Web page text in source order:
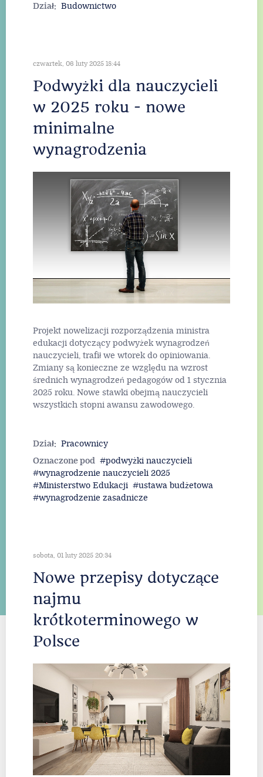
Dział: Budownictwo
czwartek, 06 luty 2025 18:44
Podwyżki dla nauczycieli
w 2025 roku - nowe
minimalne
wynagrodzenia
Projekt nowelizacji rozporządzenia ministra
edukacji dotyczący podwyżek wynagrodzeń
nauczycieli, trafił we wtorek do opiniowania.
Zmiany są konieczne ze względu na wzrost
średnich wynagrodzeń pedagogów od 1 stycznia
2025 roku. Nowe stawki obejmą nauczycieli
wszystkich stopni awansu zawodowego.
Dział: Pracownicy
Oznaczone pod
podwyżki nauczycieli
wynagrodzenie nauczycieli 2025
Ministerstwo Edukacji
ustawa budżetowa
wynagrodzenie zasadnicze
sobota, 01 luty 2025 20:34
Nowe przepisy dotyczące
najmu
krótkoterminowego w
Polsce